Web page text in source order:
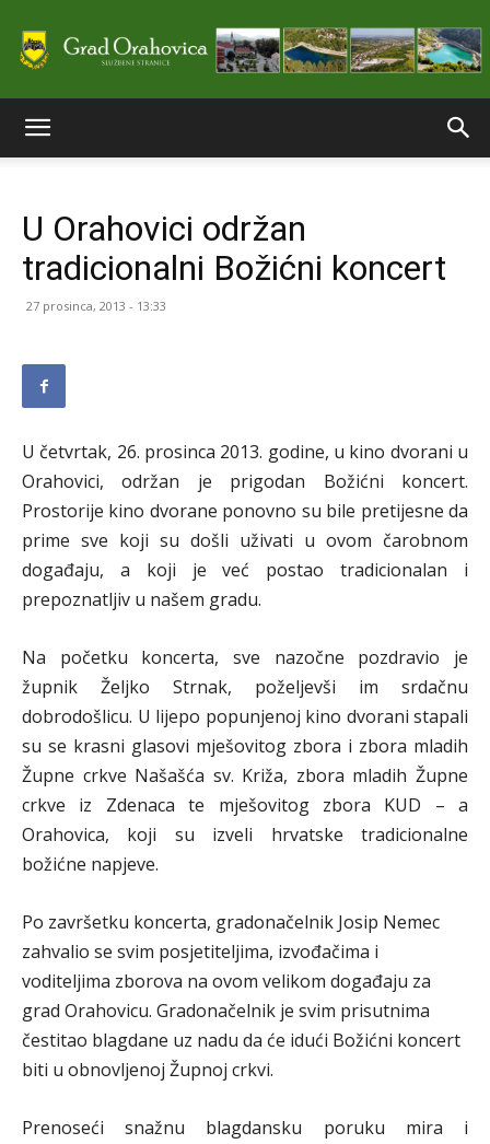
stranice
U Orahovici održan
tradicionalni Božićni koncert
27 prosinca, 2013 - 13:33
U četvrtak, 26. prosinca 2013. godine, u kino dvorani u
Orahovici, održan je prigodan Božićni koncert.
Prostorije kino dvorane ponovno su bile pretijesne da
prime sve koji su došli uživati u ovom čarobnom
događaju, a koji je već postao tradicionalan i
prepoznatljiv u našem gradu.
Na početku koncerta, sve nazočne pozdravio je
župnik Željko Strnak, poželjevši im srdačnu
dobrodošlicu. U lijepo popunjenoj kino dvorani stapali
su se krasni glasovi mješovitog zbora i zbora mladih
Župne crkve Našašća sv. Križa, zbora mladih Župne
crkve iz Zdenaca te mješovitog zbora KUD – a
Orahovica, koji su izveli hrvatske tradicionalne
božićne napjeve.
Po završetku koncerta, gradonačelnik Josip Nemec
zahvalio se svim posjetiteljima, izvođačima i
voditeljima zborova na ovom velikom događaju za
grad Orahovicu. Gradonačelnik je svim prisutnima
čestitao blagdane uz nadu da će idući Božićni koncert
biti u obnovljenoj Župnoj crkvi.
Prenoseći snažnu blagdansku poruku mira i